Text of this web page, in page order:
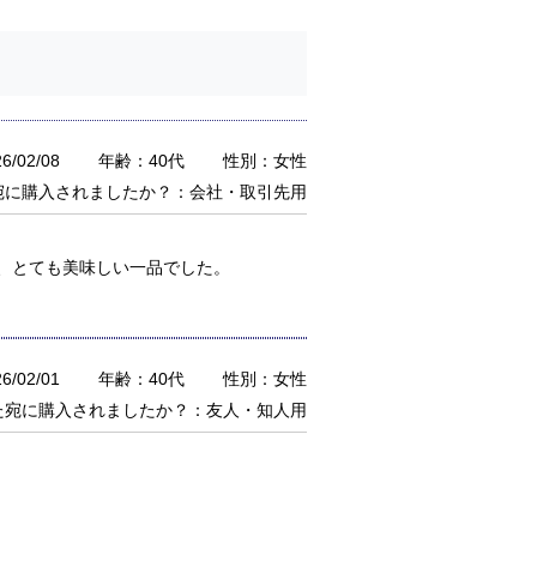
02/08 年齢：40代
性別：女性
に購入されましたか？：会社・取引先用
ても美味しい一品でした。
02/01 年齢：40代
性別：女性
宛に購入されましたか？：友人・知人用